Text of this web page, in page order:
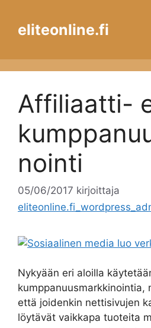
sisältööneliteonline.fi
Affiliaatti-
nointi
05/06/2017 kirjoittaja
Nykyään eri aloilla
kumppanuusmarkkinointia,
että joidenkin nettisivujen
löytävät vaikkapa tuoteita